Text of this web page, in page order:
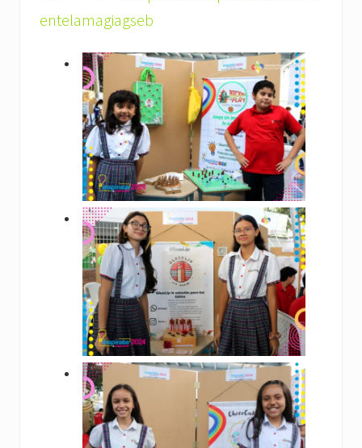
entelamagiagseb